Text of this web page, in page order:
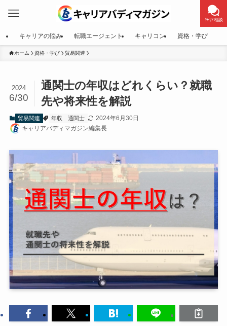
ｷｬﾘｱ相談
キャリアの悩み 転職エージェント キャリコン 資格・学び
ホーム 資格・学び 貿易関連
通関士の年収はどれくらい？就職
先や将来性を解説
2024
6/30
貿易関連 年収 通関士
2024年6月30日
キャリアバディマガジン編集長